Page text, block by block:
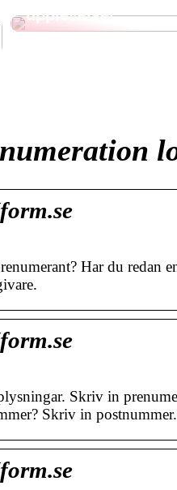
upplevelser
Har du redan
Skriv in
Skriv in